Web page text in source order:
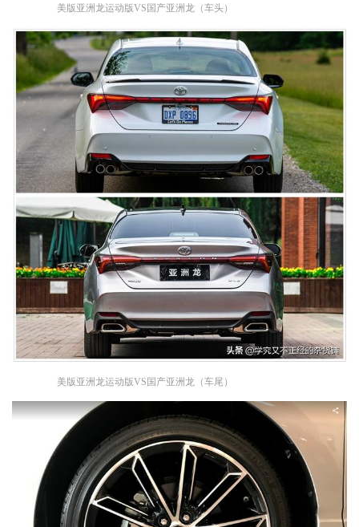
美版亚洲龙运动版VS国产亚洲龙（车头）
美版亚洲龙运动版VS国产亚洲龙（车尾）